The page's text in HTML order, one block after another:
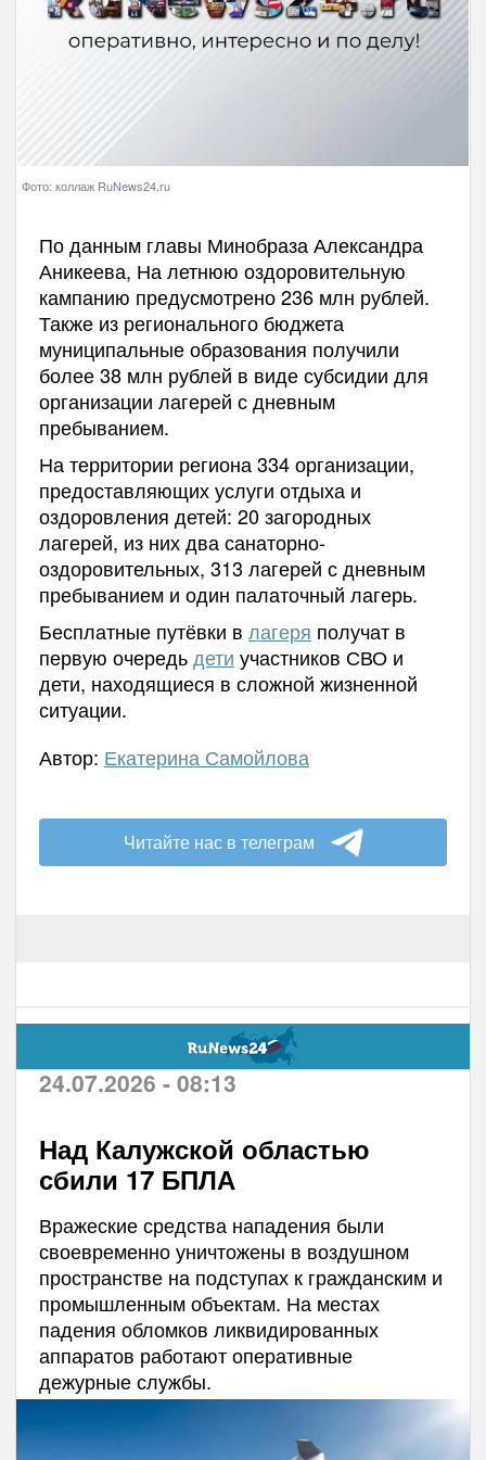
Фото: коллаж RuNews24.ru
По данным главы Минобраза Александра
Аникеева, На летнюю оздоровительную
кампанию предусмотрено 236 млн рублей.
Также из регионального бюджета
муниципальные образования получили
более 38 млн рублей в виде субсидии для
организации лагерей с дневным
пребыванием.
На территории региона 334 организации,
предоставляющих услуги отдыха и
оздоровления детей: 20 загородных
лагерей, из них два санаторно-
оздоровительных, 313 лагерей с дневным
пребыванием и один палаточный лагерь.
Бесплатные путёвки в лагеря получат в
первую очередь дети участников СВО и
дети, находящиеся в сложной жизненной
ситуации.
Автор: Екатерина Самойлова
Читайте нас в телеграм
24.07.2026 - 08:13
Над Калужской областью
сбили 17 БПЛА
Вражеские средства нападения были
своевременно уничтожены в воздушном
пространстве на подступах к гражданским и
промышленным объектам. На местах
падения обломков ликвидированных
аппаратов работают оперативные
дежурные службы.